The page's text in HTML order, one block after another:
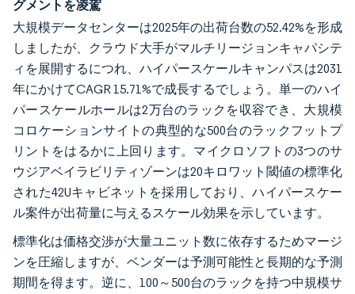
グメントを凌駕
大規模データセンターは2025年の出荷台数の52.42%を形成
しましたが、クラウド大手がマルチリージョンキャパシテ
ィを展開するにつれ、ハイパースケールキャンパスは2031
年にかけてCAGR 15.71%で成長するでしょう。単一のハイ
パースケールホールは2万台のラックを収容でき、大規模
コロケーションサイトの典型的な500台のラックフットプ
リントをはるかに上回ります。マイクロソフトの3つのサ
ウジアベイラビリティゾーンは20キロワット閾値の標準化
された42Uキャビネットを採用しており、ハイパースケー
ル案件が出荷量に与えるスケール効果を示しています。
標準化は価格交渉が大量ユニット数に依存するためマージ
ンを圧縮しますが、ベンダーは予測可能性と長期的な予測
期間を得ます。逆に、100～500台のラックを持つ中規模サ